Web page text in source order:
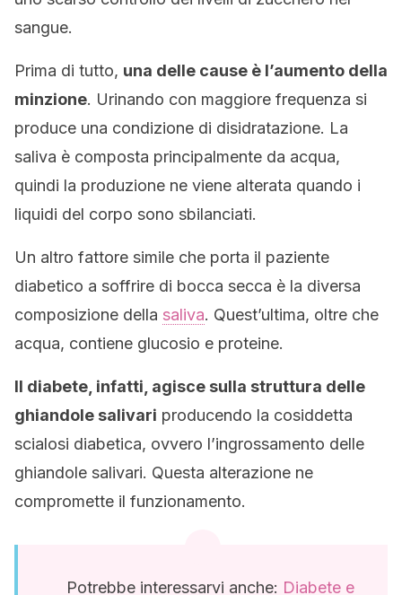
sangue.
Prima di tutto, una delle cause è l’aumento della
minzione. Urinando con maggiore frequenza si
produce una condizione di disidratazione. La
saliva è composta principalmente da acqua,
quindi la produzione ne viene alterata quando i
liquidi del corpo sono sbilanciati.
Un altro fattore simile che porta il paziente
diabetico a soffrire di bocca secca è la diversa
composizione della saliva. Quest’ultima, oltre che
acqua, contiene glucosio e proteine.
Il diabete, infatti, agisce sulla struttura delle
ghiandole salivari producendo la cosiddetta
scialosi diabetica, ovvero l’ingrossamento delle
ghiandole salivari. Questa alterazione ne
compromette il funzionamento.
Potrebbe interessarvi anche: Diabete e